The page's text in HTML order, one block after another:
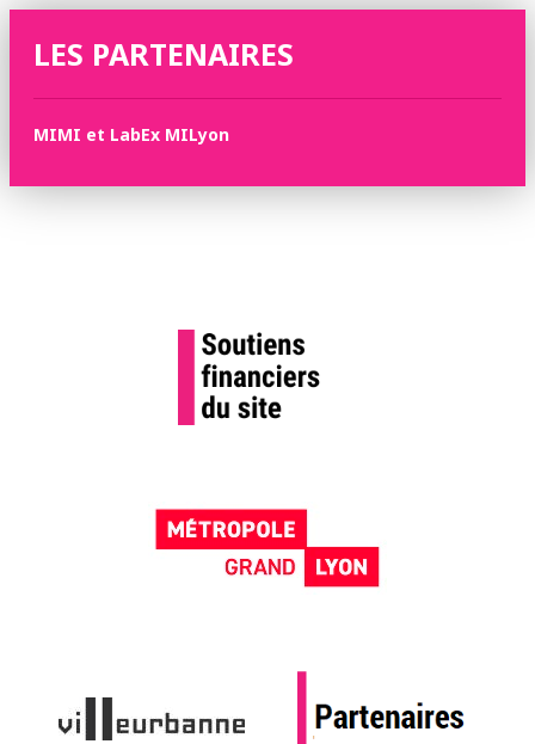
LES PARTENAIRES
MIMI et LabEx MILyon